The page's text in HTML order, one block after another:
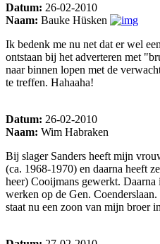
Datum: 26-02-2010
Naam: Bauke Hüsken
Ik bedenk me nu net dat er wel
ontstaan bij het adverteren met
naar binnen lopen met de
te treffen. Hahaaha!
Datum: 26-02-2010
Naam: Wim Habraken
Bij slager Sanders heeft mijn
(ca. 1968-1970) en daarna heeft
heer) Cooijmans gewerkt.
werken op de Gen.
staat nu een zoon van mijn broer